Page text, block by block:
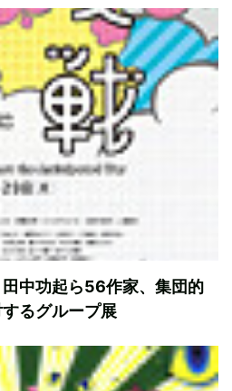
田中功起ら56作家、集団的
るグループ展